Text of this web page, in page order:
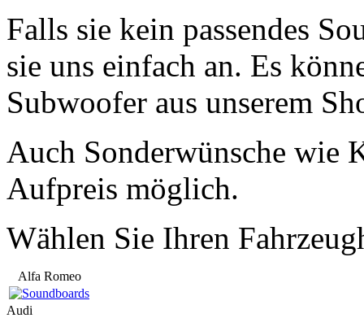
Falls sie kein passendes
sie uns einfach an. Es
Subwoofer aus unserem
Auch Sonderwünsche wie
Aufpreis möglich.
Wählen Sie Ihren
Alfa Romeo
Audi